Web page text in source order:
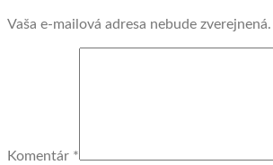
Vaša e-mailová adresa nebude zverejnená.
Komentár *